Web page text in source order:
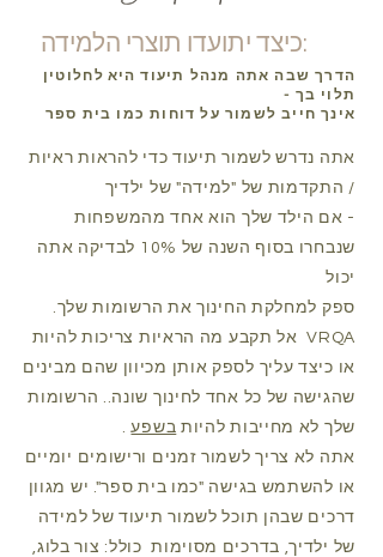
כיצד יתועדו תוצרי הלמידה:
הדרך שבה אתה מנהל תיעוד היא לחלוטין
תלוי בך -
אינך חייב לשמור על דוחות כמו בית ספר
אתה נדרש לשמור תיעוד כדי להראות ראיות
/ התקדמות של "למידה" של ילדיך
- אם הילד שלך הוא אחד מהמשפחות
שנבחרו בסוף השנה של 10% לבדיקה אתה
יכול
ספק למחלקת החינוך את הרשומות שלך.
VRQA אל תקבע מה הראיות צריכות להיות
או כיצד עליך לספק אותן מכיוון שהם מבינים
שהגישה של כל אחד לחינוך שונה.. הרשומות
שלך לא מחייבות להיות בשפע.
אתה לא צריך לשמור זמנים ורישומים יומיים
או להשתמש בגישה "כמו בית ספר". יש מגוון
דרכים שבהן תוכל לשמור תיעוד של למידה
של ילדיך, בדרכים מסוימות כולל: צור בלוג,